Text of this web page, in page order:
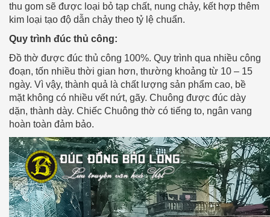
thu gom sẽ được loại bỏ tạp chất, nung chảy, kết hợp thêm
kim loại tạo độ dẫn chảy theo tỷ lệ chuẩn.
Quy trình đúc thủ công:
Đồ thờ được đúc thủ công 100%. Quy trình qua nhiều công
đoạn, tốn nhiều thời gian hơn, thường khoảng từ 10 – 15
ngày. Vì vậy, thành quả là chất lượng sản phẩm cao, bề
mặt không có nhiều vết nứt, gãy. Chuông được đúc dày
dặn, thành dày. Chiếc Chuông thờ có tiếng to, ngân vang
hoàn toàn đảm bảo.